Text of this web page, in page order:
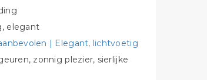
elegant
| Elegant, lichtvoetig
zonnig plezier, sierlijke